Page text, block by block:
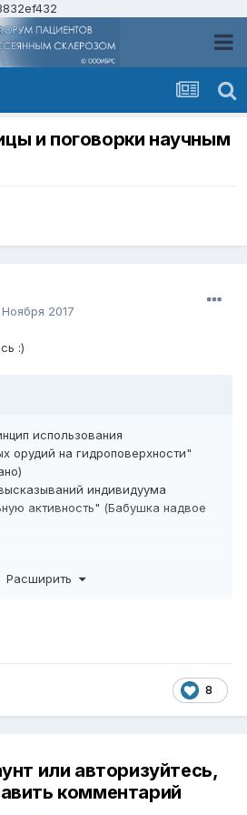
и поговорки научным
2017
:)
использования
орудий на гидроповерхности"
индивидуума
активность" (Бабушка надвое
плотности" (Носить воду в
работы тяглового средства
мелкодисперсионности оксида
Расширить
8
или авторизуйтесь,
комментарий